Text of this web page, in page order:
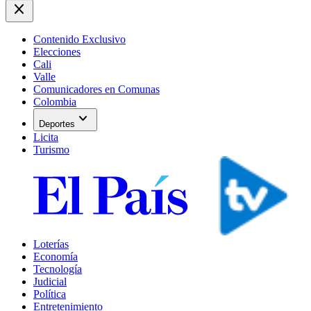
close
Contenido Exclusivo
Elecciones
Cali
Valle
Comunicadores en Comunas
Colombia
Deportes expand_more
Licita
Turismo
Loterías
Economía
Tecnología
Judicial
Política
Entretenimiento